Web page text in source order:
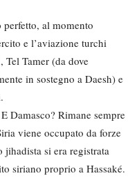
al momento
e l’aviazione turchi
Tel Tamer (da dove
in sostegno a Daesh) e
Damasco? Rimane sempre
viene occupato da forze
jihadista si era registrata
siriano proprio a Hassaké.